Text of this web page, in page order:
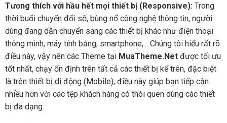
Tương thích với hầu hết mọi thiết bị (Responsive): Trong
thời buổi chuyển đổi số, bùng nổ công nghệ thông tin, người
dùng đang dần chuyển sang các thiết bị khác như điện thoại
thông minh, máy tính bảng, smartphone,... Chúng tôi hiểu rất rõ
điều này, vậy nên các Theme tại MuaTheme.Net được tối ưu
tốt nhất, chạy ổn định trên tất cả các thiết bị kể trên, đặc biệt
là trên thiết bị di động (Mobile), điều này giúp bạn tiếp cận
nhiều hơn với các tệp khách hàng có thói quen dùng các thiết
bị đa dạng.